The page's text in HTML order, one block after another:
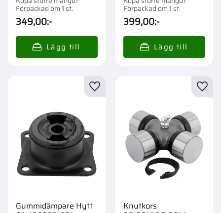
Förpackad om 1 st.
349,00:-
Förpackad om 1 st.
399,00:-
Gummidämpare Hytt
Lägg till i favoriter
Knutkors